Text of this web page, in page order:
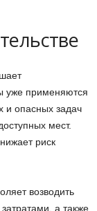
уже применяются
и опасных задач
мест.
риск
возводить
а также